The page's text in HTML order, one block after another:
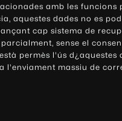
amb les funcions
aquestes dades no es
cap sistema de
sense el
permès l'ús d¿aquestes
l'enviament massiu de